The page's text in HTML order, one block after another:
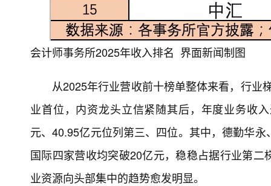
会计师事务所2025年收入排名 界面新闻制图
从2025年行业营收前十榜单整体来看，行业
业首位，内资龙头立信紧随其后，年度业务收
元、40.95亿元位列第三、四位。其中，德勤华
国际四家营收均突破20亿元，稳稳占据行业第
业资源向头部集中的趋势愈发明显。